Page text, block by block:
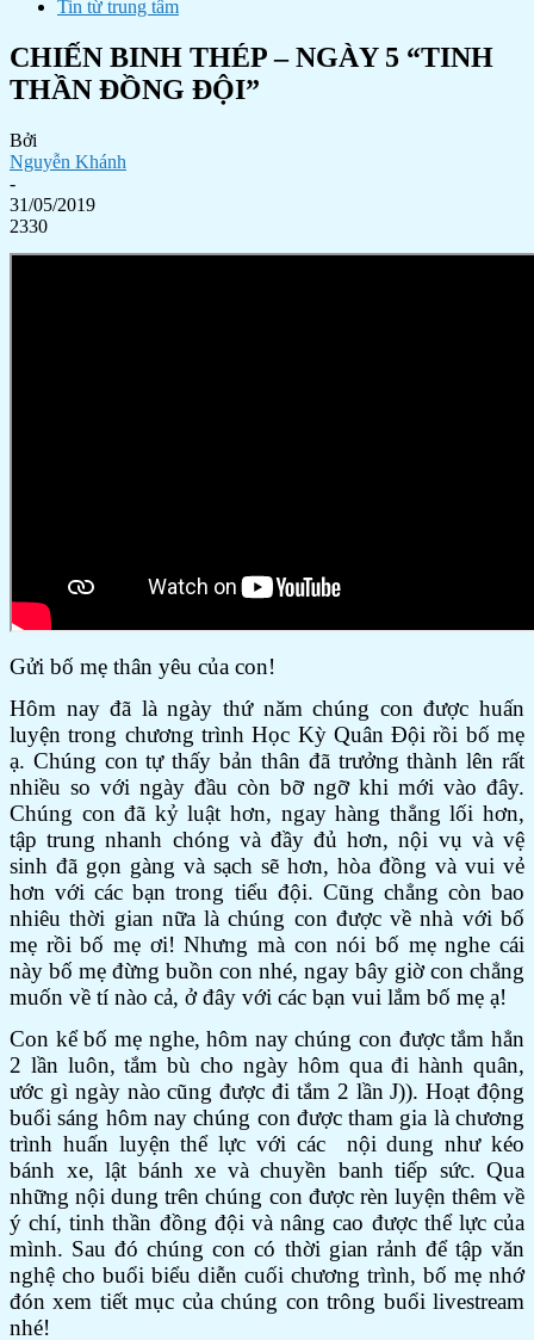
Tin từ trung tâm
CHIẾN BINH THÉP – NGÀY 5 “TINH
THẦN ĐỒNG ĐỘI”
Bởi
Nguyễn Khánh
-
31/05/2019
2330
Gửi bố mẹ thân yêu của con!
Hôm nay đã là ngày thứ năm chúng con được huấn
luyện trong chương trình Học Kỳ Quân Đội rồi bố mẹ
ạ. Chúng con tự thấy bản thân đã trưởng thành lên rất
nhiều so với ngày đầu còn bỡ ngỡ khi mới vào đây.
Chúng con đã kỷ luật hơn, ngay hàng thẳng lối hơn,
tập trung nhanh chóng và đầy đủ hơn, nội vụ và vệ
sinh đã gọn gàng và sạch sẽ hơn, hòa đồng và vui vẻ
hơn với các bạn trong tiểu đội. Cũng chẳng còn bao
nhiêu thời gian nữa là chúng con được về nhà với bố
mẹ rồi bố mẹ ơi! Nhưng mà con nói bố mẹ nghe cái
này bố mẹ đừng buồn con nhé, ngay bây giờ con chẳng
muốn về tí nào cả, ở đây với các bạn vui lắm bố mẹ ạ!
Con kể bố mẹ nghe, hôm nay chúng con được tắm hẳn
2 lần luôn, tắm bù cho ngày hôm qua đi hành quân,
ước gì ngày nào cũng được đi tắm 2 lần J)). Hoạt động
buổi sáng hôm nay chúng con được tham gia là chương
trình huấn luyện thể lực với các nội dung như kéo
bánh xe, lật bánh xe và chuyền banh tiếp sức. Qua
những nội dung trên chúng con được rèn luyện thêm về
ý chí, tinh thần đồng đội và nâng cao được thể lực của
mình. Sau đó chúng con có thời gian rảnh để tập văn
nghệ cho buổi biểu diễn cuối chương trình, bố mẹ nhớ
đón xem tiết mục của chúng con trông buổi livestream
nhé!